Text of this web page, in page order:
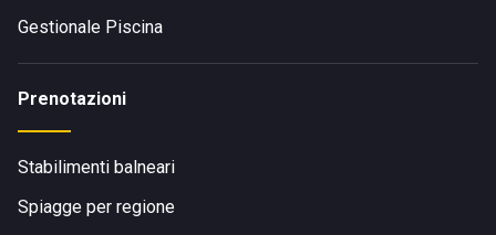
Gestionale Piscina
Prenotazioni
Stabilimenti balneari
Spiagge per regione